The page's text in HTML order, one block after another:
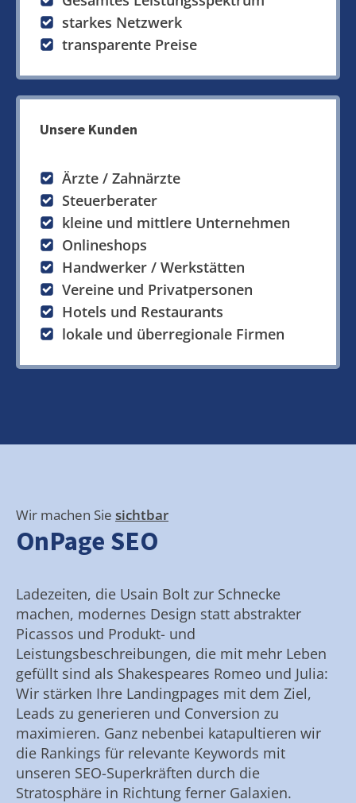
starkes Netzwerk
transparente Preise
Unsere Kunden
Ärzte / Zahnärzte
Steuerberater
kleine und mittlere Unternehmen
Onlineshops
Handwerker / Werkstätten
Vereine und Privatpersonen
Hotels und Restaurants
lokale und überregionale Firmen
Wir machen Sie sichtbar
OnPage SEO
Ladezeiten, die Usain Bolt zur Schnecke
machen, modernes Design statt abstrakter
Picassos und Produkt- und
Leistungsbeschreibungen, die mit mehr Leben
gefüllt sind als Shakespeares Romeo und Julia:
Wir stärken Ihre Landingpages mit dem Ziel,
Leads zu generieren und Conversion zu
maximieren. Ganz nebenbei katapultieren wir
die Rankings für relevante Keywords mit
unseren SEO-Superkräften durch die
Stratosphäre in Richtung ferner Galaxien.